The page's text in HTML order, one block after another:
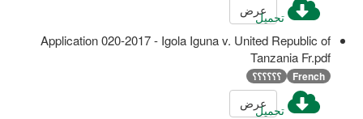
تحميلعرض
Application 020-2017 - Igola Iguna v. United Republic of
Tanzania Fr.pdf
French ؟؟؟؟؟؟
تحميلعرض